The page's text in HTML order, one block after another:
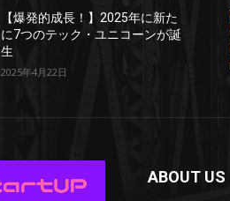
【爆発的成長！】2025年に新た
に7つのテック・ユニコーンが誕
生
2025年4月22日
ABOUT US